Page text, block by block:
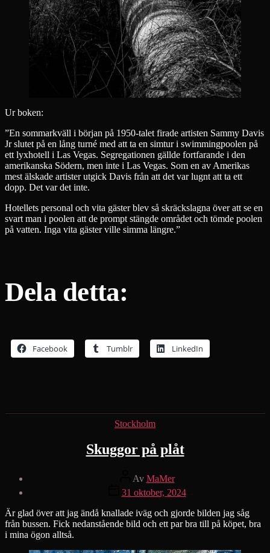
Ur boken:
”En sommarkväll i början på 1950-talet firade artisten Sammy Davis
Jr slutet på en lång turné med att ta en simtur i swimmingpoolen på
ett lyxhotell i Las Vegas. Segregationen gällde fortfarande i den
amerikanska Södern, men inte i Las Vegas. Som en av Amerikas
mest älskade artister utgick Davis från att det var lugnt att ta ett
dopp. Det var det inte.
Hotellets personal och vita gäster blev så skräckslagna över att se en
svart man i poolen att de prompt stängde området och tömde poolen
på vatten. Inga vita gäster ville simma längre.”
Dela detta:
Facebook Tumblr LinkedIn
Kategorier
Stockholm
Skuggor på plåt
Inläggsförfattare
Av MaMer
Inläggsdatum
31 oktober, 2024
Är glad över att jag ändå knallade iväg och gjorde bilden jag såg
från bussen. Fick nedanstående bild och ett par bra till på köpet, bra
i mina ögon alltså.